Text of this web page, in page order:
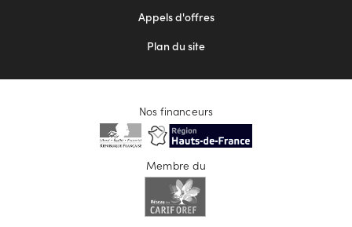
Appels d'offres
Plan du site
Nos financeurs
Membre du